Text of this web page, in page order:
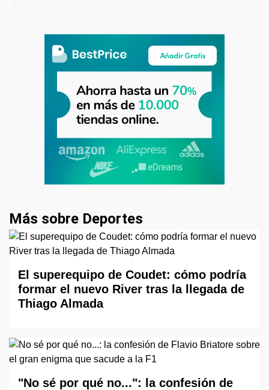
Más sobre Deportes
El superequipo de Coudet: cómo podría
formar el nuevo River tras la llegada de
Thiago Almada
"No sé por qué no...": la confesión de